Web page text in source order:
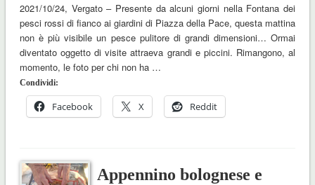
2021/10/24, Vergato – Presente da alcuni giorni nella Fontana dei
pesci rossi di fianco ai giardini di Piazza della Pace, questa mattina
non è più visibile un pesce pulitore di grandi dimensioni… Ormai
diventato oggetto di visite attraeva grandi e piccini. Rimangono, al
momento, le foto per chi non ha …
Condividi:
Facebook X Reddit
Appennino bolognese e